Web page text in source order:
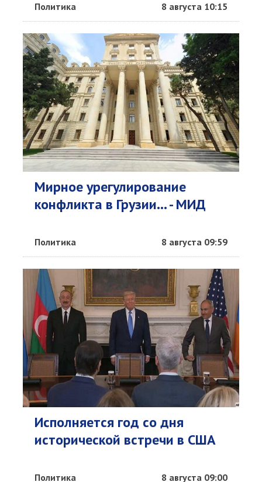
Политика 8 августа 10:15
Мирное урегулирование
конфликта в Грузии... - МИД
Политика 8 августа 09:59
Исполняется год со дня
исторической встречи в США
Политика 8 августа 09:00